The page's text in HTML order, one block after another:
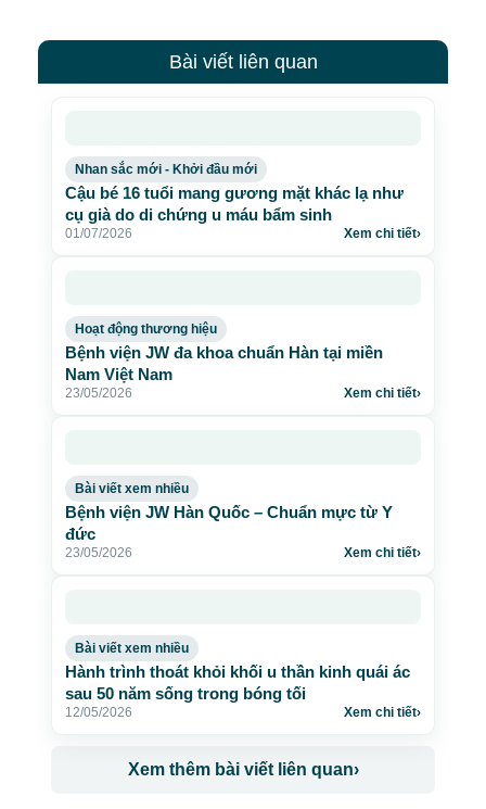
Bài viết liên quan
Nhan sắc mới - Khởi đầu mới
Cậu bé 16 tuổi mang gương mặt khác lạ như
cụ già do di chứng u máu bẩm sinh
01/07/2026 Xem chi tiết›
Hoạt động thương hiệu
Bệnh viện JW đa khoa chuẩn Hàn tại miền
Nam Việt Nam
23/05/2026 Xem chi tiết›
Bài viết xem nhiều
Bệnh viện JW Hàn Quốc – Chuẩn mực từ Y
đức
23/05/2026 Xem chi tiết›
Bài viết xem nhiều
Hành trình thoát khỏi khối u thần kinh quái ác
sau 50 năm sống trong bóng tối
12/05/2026 Xem chi tiết›
Xem thêm bài viết liên quan›